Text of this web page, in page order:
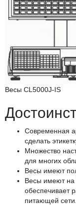
Весы CL5000J-IS
Современная
сделать
Множество
для многих
Весы имеют
Весы имеют на
обеспечивает
питающей